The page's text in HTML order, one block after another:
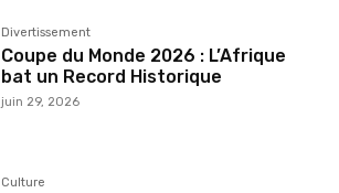
Divertissement
Coupe du Monde 2026 : L’Afrique
bat un Record Historique
juin 29, 2026
Culture